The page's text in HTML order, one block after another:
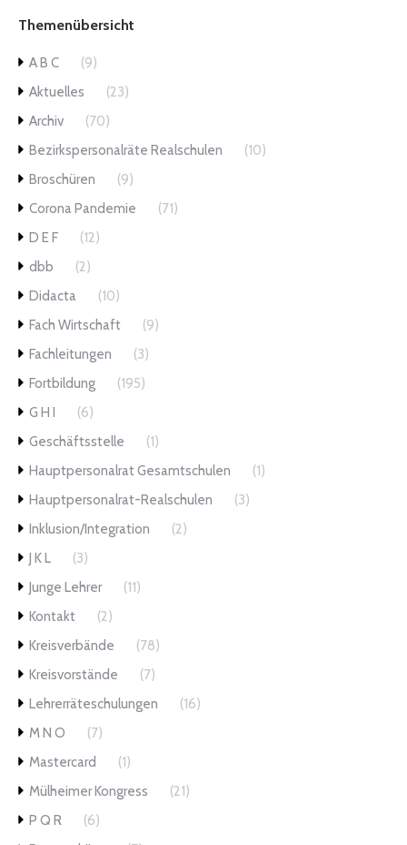
Themenübersicht
A B C
(9)
Aktuelles
(23)
Archiv
(70)
Bezirkspersonalräte Realschulen
(10)
Broschüren
(9)
Corona Pandemie
(71)
D E F
(12)
dbb
(2)
Didacta
(10)
Fach Wirtschaft
(9)
Fachleitungen
(3)
Fortbildung
(195)
G H I
(6)
Geschäftsstelle
(1)
Hauptpersonalrat Gesamtschulen
(1)
Hauptpersonalrat-Realschulen
(3)
Inklusion/Integration
(2)
J K L
(3)
Junge Lehrer
(11)
Kontakt
(2)
Kreisverbände
(78)
Kreisvorstände
(7)
Lehrerräteschulungen
(16)
M N O
(7)
Mastercard
(1)
Mülheimer Kongress
(21)
P Q R
(6)